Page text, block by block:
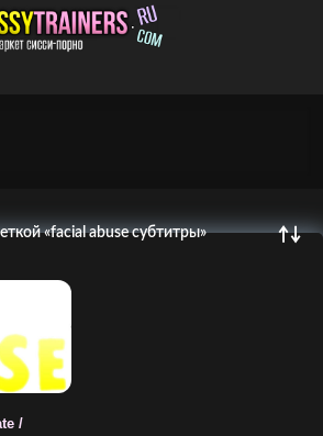
«facial abuse субтитры»
/